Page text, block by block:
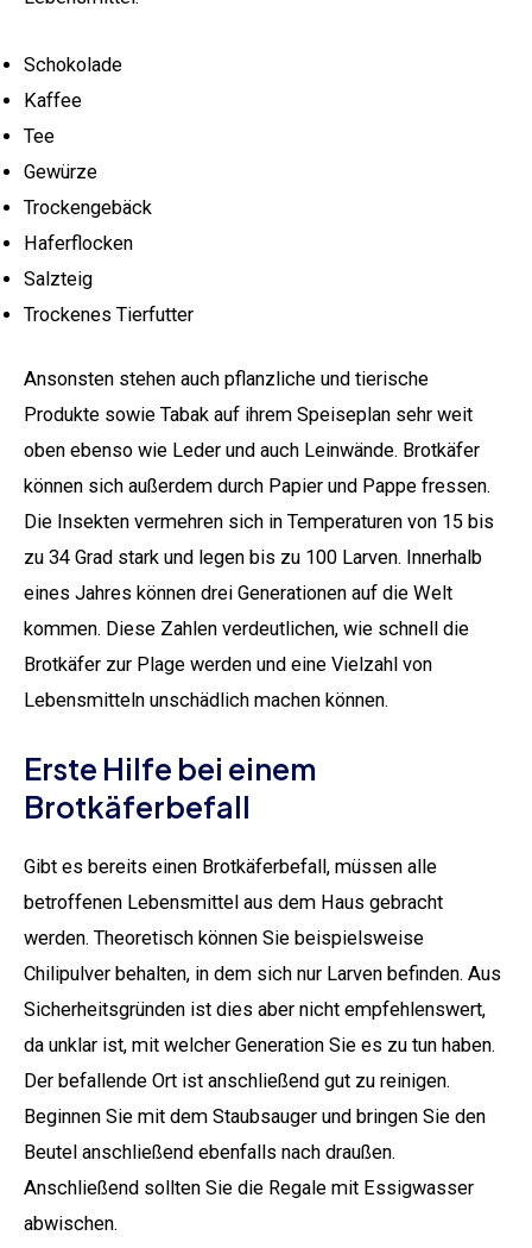
Schokolade
Kaffee
Tee
Gewürze
Trockengebäck
Haferflocken
Salzteig
Trockenes Tierfutter
Ansonsten stehen auch pflanzliche und tierische
Produkte sowie Tabak auf ihrem Speiseplan sehr weit
oben ebenso wie Leder und auch Leinwände. Brotkäfer
können sich außerdem durch Papier und Pappe fressen.
Die Insekten vermehren sich in Temperaturen von 15 bis
zu 34 Grad stark und legen bis zu 100 Larven. Innerhalb
eines Jahres können drei Generationen auf die Welt
kommen. Diese Zahlen verdeutlichen, wie schnell die
Brotkäfer zur Plage werden und eine Vielzahl von
Lebensmitteln unschädlich machen können.
Erste Hilfe bei einem
Brotkäferbefall
Gibt es bereits einen Brotkäferbefall, müssen alle
betroffenen Lebensmittel aus dem Haus gebracht
werden. Theoretisch können Sie beispielsweise
Chilipulver behalten, in dem sich nur Larven befinden. Aus
Sicherheitsgründen ist dies aber nicht empfehlenswert,
da unklar ist, mit welcher Generation Sie es zu tun haben.
Der befallende Ort ist anschließend gut zu reinigen.
Beginnen Sie mit dem Staubsauger und bringen Sie den
Beutel anschließend ebenfalls nach draußen.
Anschließend sollten Sie die Regale mit Essigwasser
abwischen.